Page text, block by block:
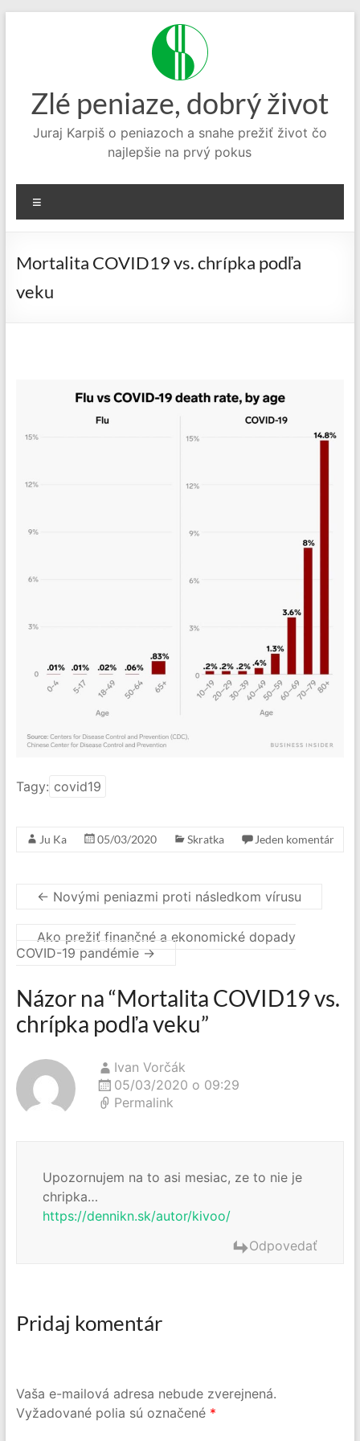
Zlé peniaze, dobrý život
Juraj Karpiš o peniazoch a snahe prežiť život čo
najlepšie na prvý pokus
Mortalita COVID19 vs. chrípka podľa
veku
Tagy: covid19
Ju Ka 05/03/2020 Skratka Jeden komentár
← Novými peniazmi proti následkom vírusu
Ako prežiť finančné a ekonomické dopady
COVID-19 pandémie →
Názor na “Mortalita COVID19 vs.
chrípka podľa veku”
Ivan Vorčák
05/03/2020 o 09:29
Permalink
Upozornujem na to asi mesiac, ze to nie je
chripka…
https://dennikn.sk/autor/kivoo/
Odpovedať
Pridaj komentár
Vaša e-mailová adresa nebude zverejnená.
Vyžadované polia sú označené *